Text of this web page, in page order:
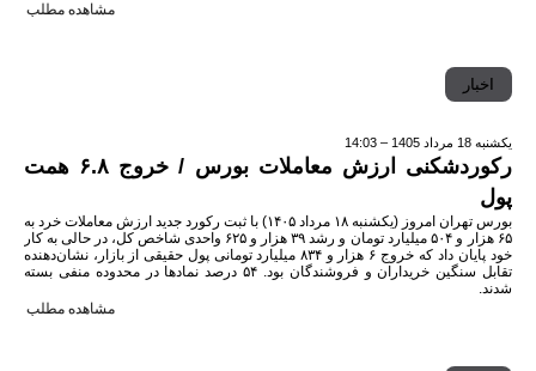
مشاهده مطلب
اخبار
یکشنبه 18 مرداد 1405 – 14:03
رکوردشکنی ارزش معاملات بورس / خروج ۶.۸ همت
پول
بورس تهران امروز (یکشنبه ۱۸ مرداد ۱۴۰۵) با ثبت رکورد جدید ارزش معاملات خرد به
۶۵ هزار و ۵۰۴ میلیارد تومان و رشد ۳۹ هزار و ۶۲۵ واحدی شاخص کل، در حالی به کار
خود پایان داد که خروج ۶ هزار و ۸۳۴ میلیارد تومانی پول حقیقی از بازار، نشان‌دهنده
تقابل سنگین خریداران و فروشندگان بود. ۵۴ درصد نمادها در محدوده منفی بسته
شدند.
مشاهده مطلب